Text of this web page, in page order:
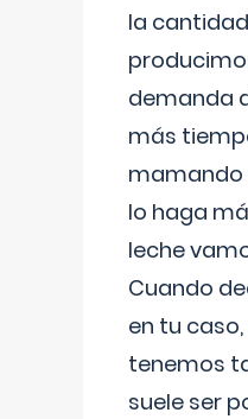
la
demanda
más
mamando
lo haga
leche
Cuando
en tu
tenemos
suele ser